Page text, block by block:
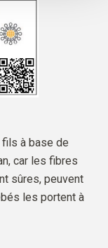
à base de
car les fibres
sûres, peuvent
les portent à